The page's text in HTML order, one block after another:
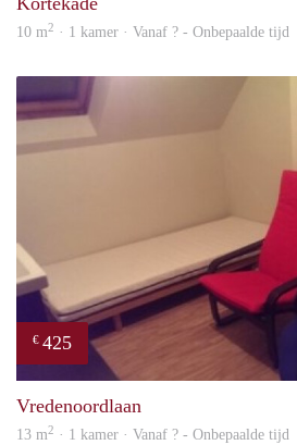
10 m2 · 1 kamer · Vanaf ? - Onbepaalde tijd
€ 425
Vredenoordlaan
13 m2 · 1 kamer · Vanaf ? - Onbepaalde tijd